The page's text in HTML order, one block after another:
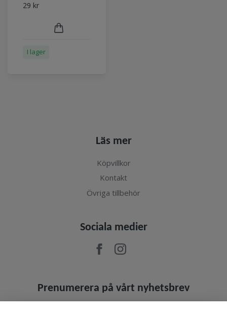
29 kr
I lager
Läs mer
Köpvillkor
Kontakt
Övriga tillbehör
Sociala medier
Prenumerera på vårt nyhetsbrev